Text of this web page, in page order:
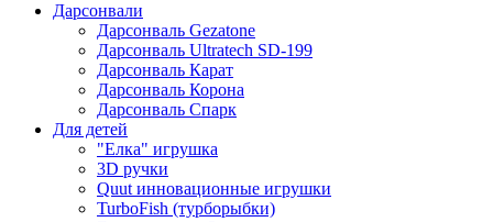
Дарсонвали
Дарсонваль Gezatone
Дарсонваль Ultratech SD-199
Дарсонваль Карат
Дарсонваль Корона
Дарсонваль Спарк
Для детей
"Елка" игрушка
3D ручки
Quut инновационные игрушки
TurboFish (турборыбки)